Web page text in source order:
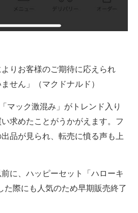
りお客様のご期待に応えられ
せん」（マクドナルド）
マック激混み」がトレンド入り
求めたことがうかがえます。フ
品が見られ、転売に憤る声も上
に、ハッピーセット「ハローキ
た際にも人気のため早期販売終了